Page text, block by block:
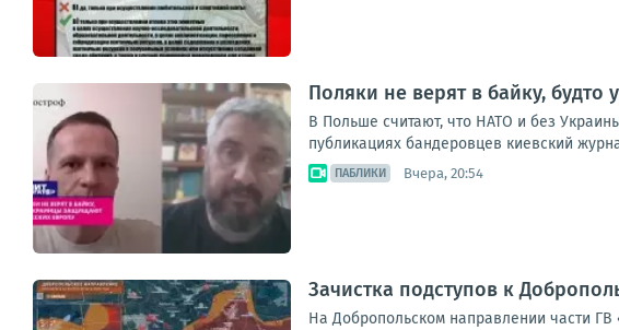
Поляки не верят в байку,
В Польше считают, что НАТО и без
публикациях бандеровцев киевский
ПАБЛИКИ Вчера, 20:54
Зачистка подступов к
На Добропольском направлении части